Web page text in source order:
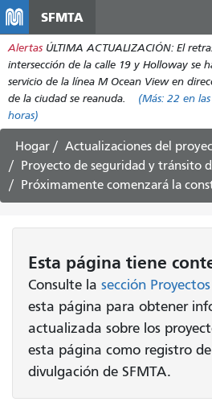
SFMTA
Alertas ÚLTIMA ACTUALIZACIÓN: El
intersección de la calle 19 y Holloway se
servicio de la línea M Ocean View en
de la ciudad se reanuda.
(Más: 22 en
horas)
Hogar
Actualizaciones del
Proyecto de seguridad y tránsito
Próximamente comenzará la construcción de islas de abordaje
Esta página tiene
Consulte la sección
esta página para obtener
actualizada sobre los
esta página como registro
divulgación de SFMTA.